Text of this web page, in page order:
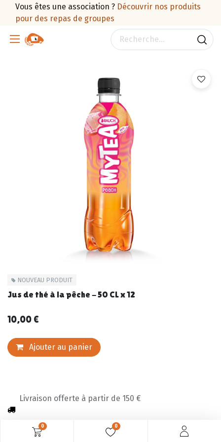
0 0
Vous êtes une association ? Découvrir nos produits
pour des repas de groupes
NOUVEAU PRODUIT
Jus de thé à la pêche - 50 CL x 12
10,00 €
Ajouter au panier
Livraison offerte à partir de 150 €